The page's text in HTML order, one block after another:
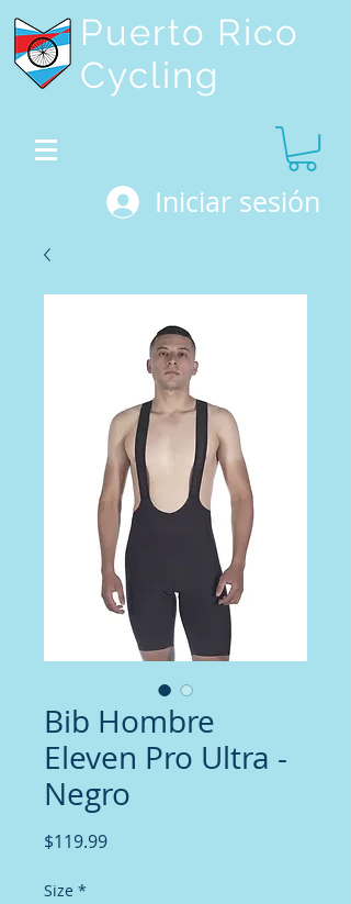
Puerto Rico
Cycling
Iniciar sesión
Bib Hombre
Eleven Pro Ultra -
Negro
$119.99Precio
Size *